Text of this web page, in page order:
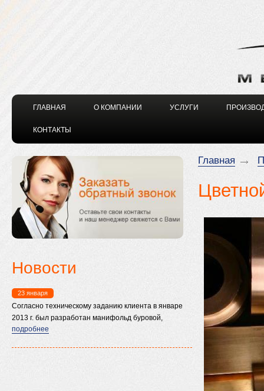
ГЛАВНАЯ О КОМПАНИИ УСЛУГИ
КОНТАКТЫ
Новости
23 января
Согласно техническому заданию клиента в январе
2013 г. был разработан манифольд буровой,
подробнее
Главная